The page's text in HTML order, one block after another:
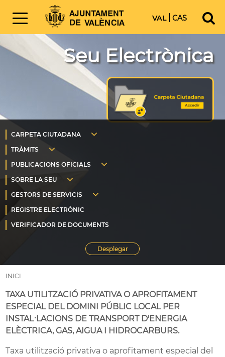
VAL CAS
Seu Electrònica
INICI
TAXA UTILITZACIÓ PRIVATIVA O APROFITAMENT
ESPECIAL DEL DOMINI PÚBLIC LOCAL PER
INSTAL·LACIONS DE TRANSPORT D'ENERGIA
ELÈCTRICA, GAS, AIGUA I HIDROCARBURS.
Taxa utilització privativa o aprofitament especial del